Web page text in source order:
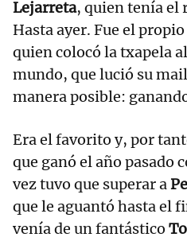
Lejarreta, quien tenía el
Hasta ayer. Fue el
quien colocó la txapela
mundo, que lució su
manera posible:
Era el favorito y, por
que ganó el año pasado
vez tuvo que superar a
que le aguantó hasta el
venía de un fantástico